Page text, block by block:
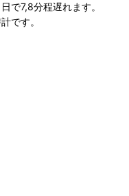
で7,8分程遅れます。
です。